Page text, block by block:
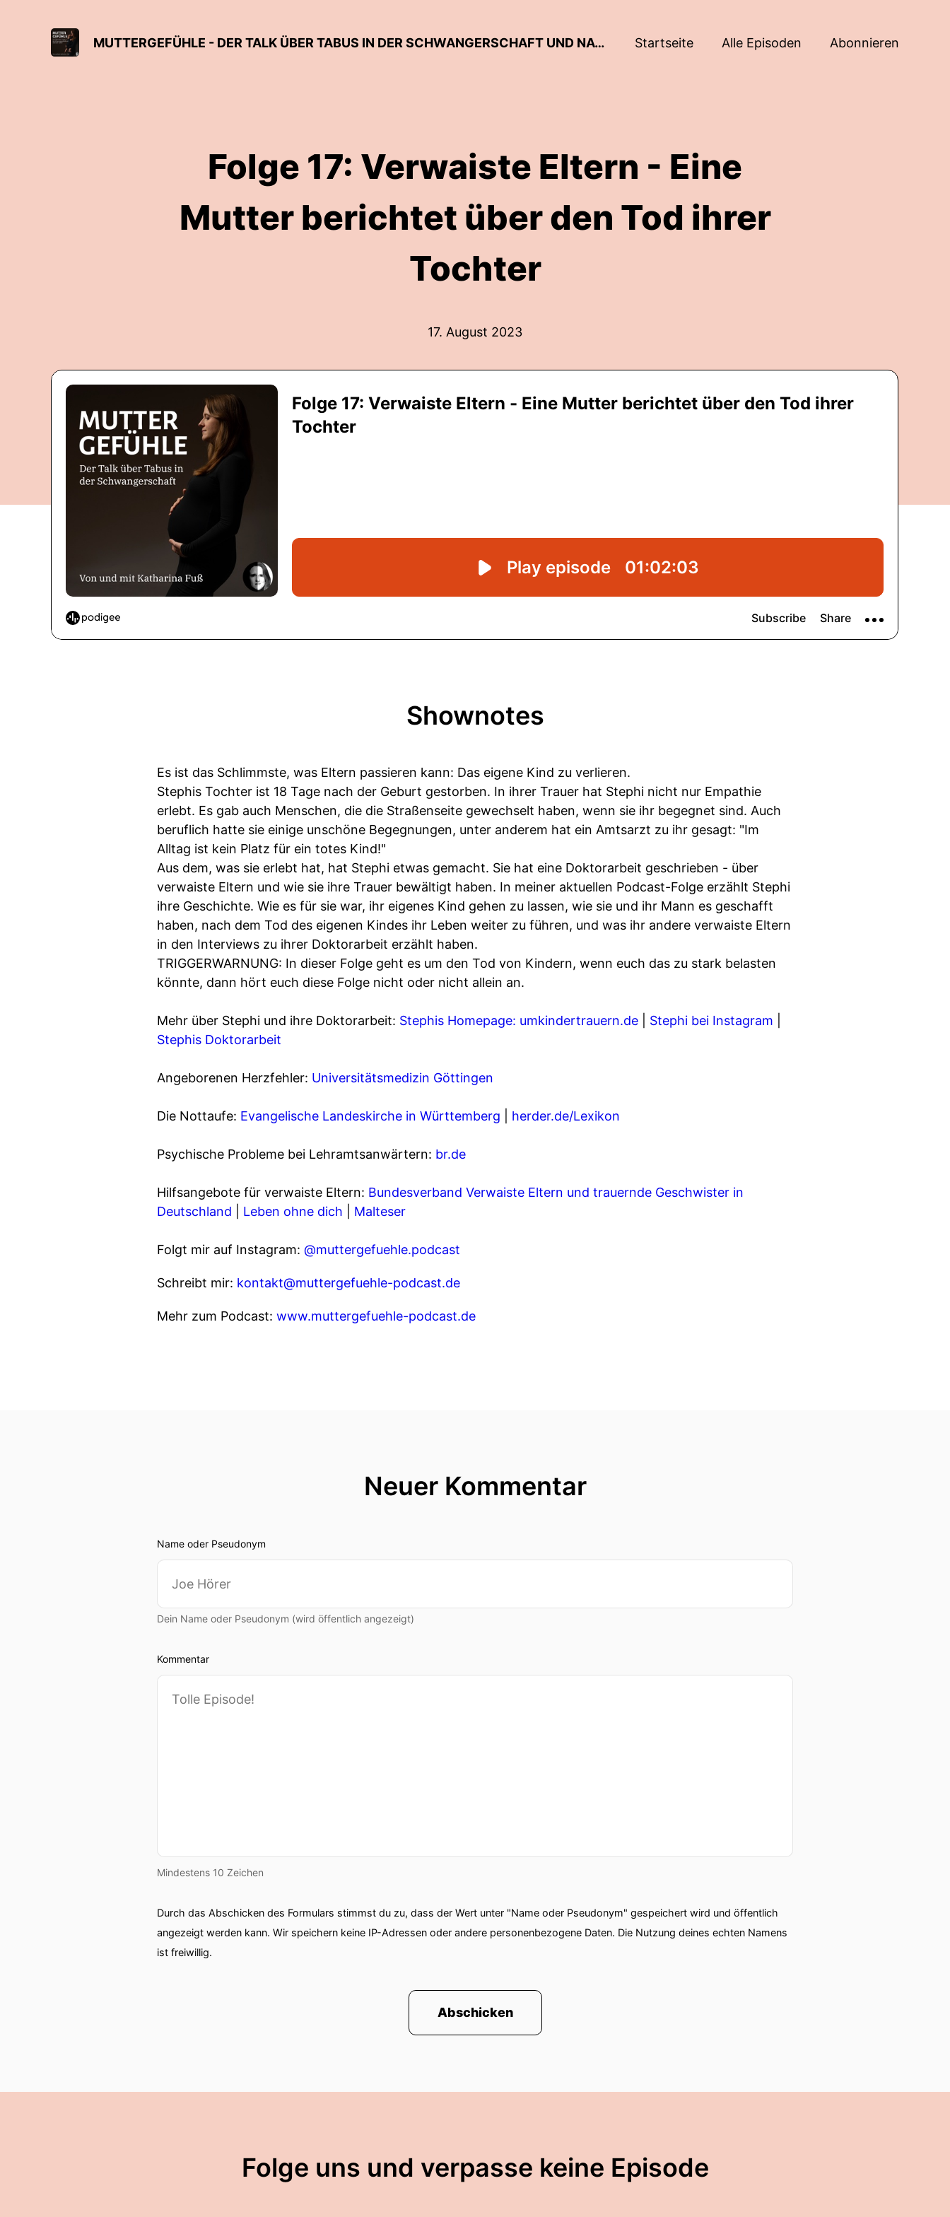
MUTTERGEFÜHLE - DER TALK ÜBER TABUS IN DER SCHWANGERSCHAFT UND NACH DER GEBURT Startseite Alle Episoden Abonnieren
Folge 17: Verwaiste Eltern - Eine
Mutter berichtet über den Tod ihrer
Tochter
17. August 2023
Shownotes
Es ist das Schlimmste, was Eltern passieren kann: Das eigene Kind zu verlieren.
Stephis Tochter ist 18 Tage nach der Geburt gestorben. In ihrer Trauer hat Stephi nicht nur Empathie
erlebt. Es gab auch Menschen, die die Straßenseite gewechselt haben, wenn sie ihr begegnet sind. Auch
beruflich hatte sie einige unschöne Begegnungen, unter anderem hat ein Amtsarzt zu ihr gesagt: "Im
Alltag ist kein Platz für ein totes Kind!"
Aus dem, was sie erlebt hat, hat Stephi etwas gemacht. Sie hat eine Doktorarbeit geschrieben - über
verwaiste Eltern und wie sie ihre Trauer bewältigt haben. In meiner aktuellen Podcast-Folge erzählt Stephi
ihre Geschichte. Wie es für sie war, ihr eigenes Kind gehen zu lassen, wie sie und ihr Mann es geschafft
haben, nach dem Tod des eigenen Kindes ihr Leben weiter zu führen, und was ihr andere verwaiste Eltern
in den Interviews zu ihrer Doktorarbeit erzählt haben.
TRIGGERWARNUNG: In dieser Folge geht es um den Tod von Kindern, wenn euch das zu stark belasten
könnte, dann hört euch diese Folge nicht oder nicht allein an.
Mehr über Stephi und ihre Doktorarbeit: Stephis Homepage: umkindertrauern.de Stephi bei Instagram
Stephis Doktorarbeit
Angeborenen Herzfehler: Universitätsmedizin Göttingen
Die Nottaufe: Evangelische Landeskirche in Württemberg herder.de/Lexikon
Psychische Probleme bei Lehramtsanwärtern: br.de
Hilfsangebote für verwaiste Eltern: Bundesverband Verwaiste Eltern und trauernde Geschwister in
Deutschland
Leben ohne dich Malteser
Folgt mir auf Instagram: @muttergefuehle.podcast
Schreibt mir: kontakt@muttergefuehle-podcast.de
Mehr zum Podcast: www.muttergefuehle-podcast.de
Neuer Kommentar
Name oder Pseudonym
Dein Name oder Pseudonym (wird öffentlich angezeigt)
Kommentar
Mindestens 10 Zeichen
Durch das Abschicken des Formulars stimmst du zu, dass der Wert unter "Name oder Pseudonym" gespeichert wird und öffentlich
angezeigt werden kann. Wir speichern keine IP-Adressen oder andere personenbezogene Daten. Die Nutzung deines echten Namens
ist freiwillig.
Abschicken
Folge uns und verpasse keine Episode